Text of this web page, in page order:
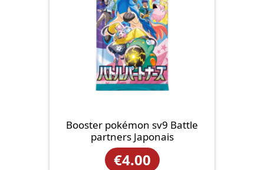
Booster pokémon sv9 Battle
partners Japonais
€4.00